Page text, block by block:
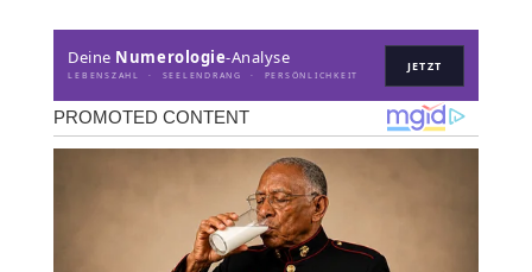
Deine Numerologie-Analyse
LEBENSZAHL · SEELENDRANG · PERSÖNLICHKEIT
JETZT